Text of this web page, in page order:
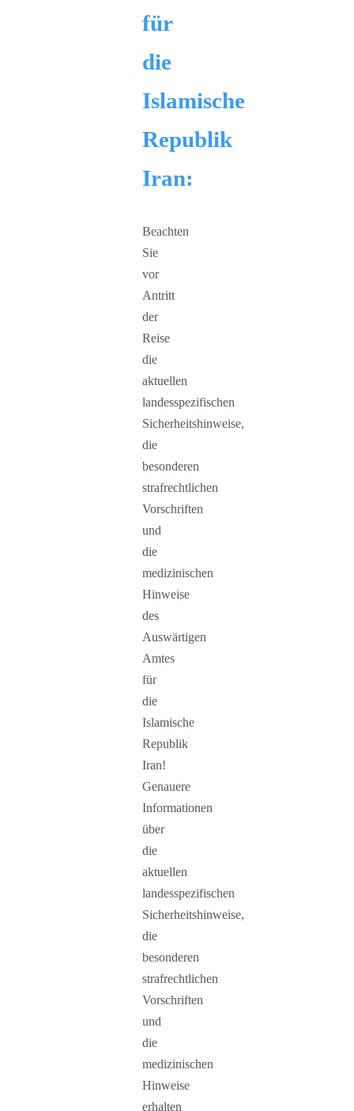
für
die
Islamische
Republik
Iran:
Beachten
Sie
vor
Antritt
der
Reise
die
aktuellen
landesspezifischen
Sicherheitshinweise,
die
besonderen
strafrechtlichen
Vorschriften
und
die
medizinischen
Hinweise
des
Auswärtigen
Amtes
für
die
Islamische
Republik
Iran!
Genauere
Informationen
über
die
aktuellen
landesspezifischen
Sicherheitshinweise,
die
besonderen
strafrechtlichen
Vorschriften
und
die
medizinischen
Hinweise
erhalten